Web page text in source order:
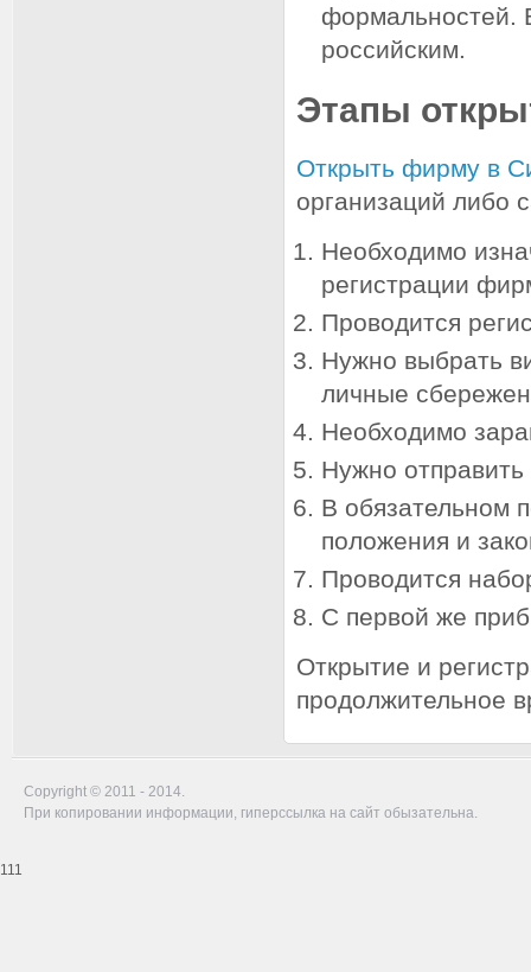
формальностей.
российским.
Этапы
Открыть фирму в
организаций либо
Необходимо
регистрации
Проводится
Нужно выбрать
личные
Необходимо
Нужно
В обязательном
положения и
Проводится
С первой же
Открытие и
продолжительное
Copyright © 2011 - 2014.
При копировании информации, гиперссылка на сайт обызательна.
111